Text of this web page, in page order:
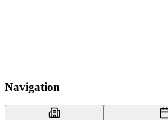
Navigation